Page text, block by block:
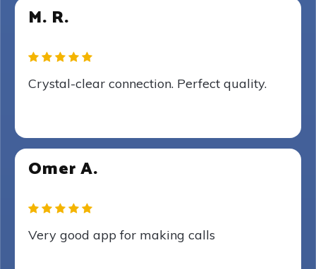
M. R.
Crystal-clear connection. Perfect quality.
Omer A.
Very good app for making calls